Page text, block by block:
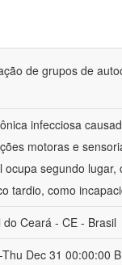
de grupos de
infecciosa
motoras e
segundo
tardio, como
Ceará - CE - Brasil
Dec 31 00:00:00